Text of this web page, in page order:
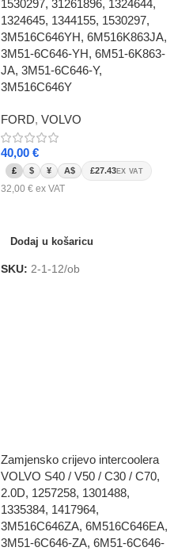
1530297, 31261896, 1324644,
1324645, 1344155, 1530297,
3M516C646YH, 6M516K863JA,
3M51-6C646-YH, 6M51-6K863-
JA, 3M51-6C646-Y,
3M516C646Y
FORD, VOLVO
40,00 €
£ $ ¥ A$ £27.43 EX VAT
32,00 € ex VAT
Dodaj u košaricu
SKU: 2-1-12/ob
Zamjensko crijevo intercoolera
VOLVO S40 / V50 / C30 / C70,
2.0D, 1257258, 1301488,
1335384, 1417964,
3M516C646ZA, 6M516C646EA,
3M51-6C646-ZA, 6M51-6C646-